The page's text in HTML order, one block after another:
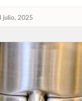
julio, 2025